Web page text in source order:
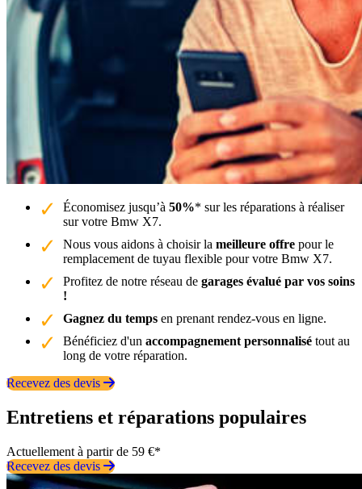
Économisez jusqu’à 50%* sur les réparations à réaliser
sur votre Bmw X7.
Nous vous aidons à choisir la meilleure offre pour le
remplacement de tuyau flexible pour votre Bmw X7.
Profitez de notre réseau de garages évalué par vos soins
!
Gagnez du temps en prenant rendez-vous en ligne.
Bénéficiez d'un accompagnement personnalisé tout au
long de votre réparation.
Recevez des devis
Entretiens et réparations populaires
Actuellement à partir de 59 €*
Recevez des devis